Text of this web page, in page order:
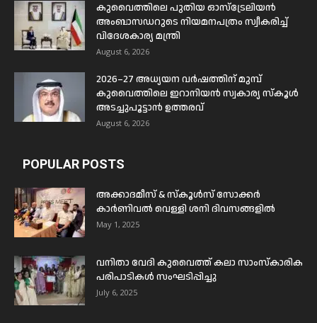
കുവൈത്തിലെ പുതിയ ഓസ്ട്രേലിയൻ
അംബാസഡറുടെ നിയമനപത്രം സ്വീകരിച്ച്
വിദേശകാര്യ മന്ത്രി
August 6, 2026
2026–27 അധ്യയന വർഷത്തിന് മുമ്പ്
കുവൈത്തിലെ ഇറാനിയൻ സ്വകാര്യ സ്കൂൾ
അടച്ചുപൂട്ടാൻ ഉത്തരവ്
August 6, 2026
POPULAR POSTS
അക്കാദമീസ് & സ്കൂൾസ് സോക്കർ
കാർണിവൽ വെള്ളി ശനി ദിവസങ്ങളിൽ
May 1, 2025
വനിതാ വേദി കുവൈത്ത് കലാ സാംസ്കാരിക
പരിപാടികൾ സംഘടിപ്പിച്ചു
July 6, 2025